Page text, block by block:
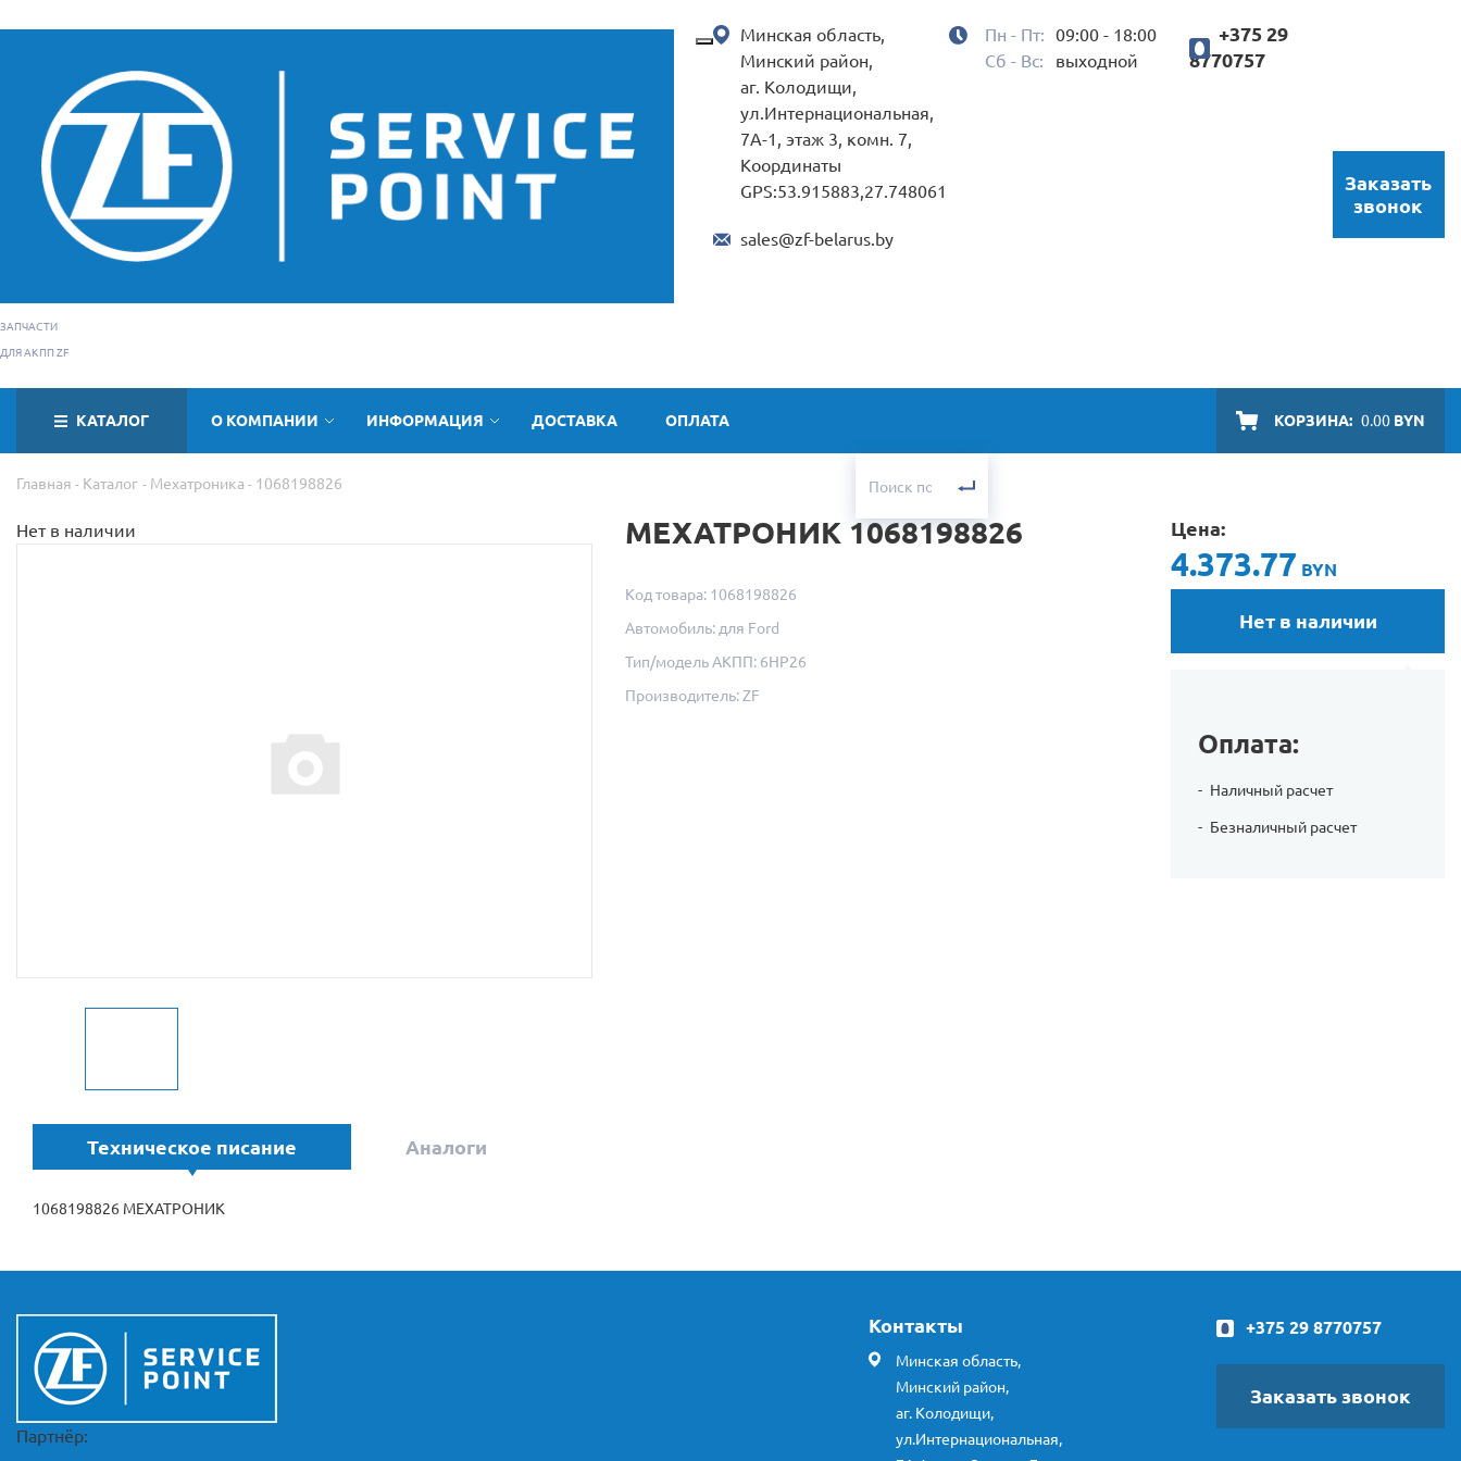
ЗАПЧАСТИ
ДЛЯ АКПП ZF
Минская область,
Минский район,
аг. Колодищи,
ул.Интернациональная,
7А-1, этаж 3, комн. 7,
Координаты
GPS:53.915883,27.748061
sales@zf-belarus.by
Пн - Пт:
09:00 - 18:00
Сб - Вс:
выходной
+375 29
8770757
Заказать
звонок
КАТАЛОГ О КОМПАНИИ ИНФОРМАЦИЯ ДОСТАВКА ОПЛАТА КОРЗИНА: 0.00 BYN
Главная Каталог Мехатроника 1068198826
Нет в наличии МЕХАТРОНИК 1068198826
Код товара: 1068198826
Автомобиль: для Ford
Тип/модель АКПП: 6HP26
Производитель: ZF
Цена:
4.373.77 BYN
Нет в наличии
Оплата:
Наличный расчет
Безналичный расчет
Техническое писание Аналоги
1068198826 МЕХАТРОНИК
Партнёр:
Контакты
Минская область,
Минский район,
аг. Колодищи,
ул.Интернациональная,
+375 29 8770757
Заказать звонок